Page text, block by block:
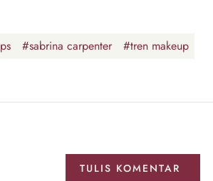
#sabrina carpenter
#tren makeup
TULIS KOMENTAR